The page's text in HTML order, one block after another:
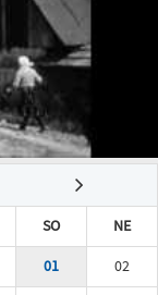
SO
NE
01
02